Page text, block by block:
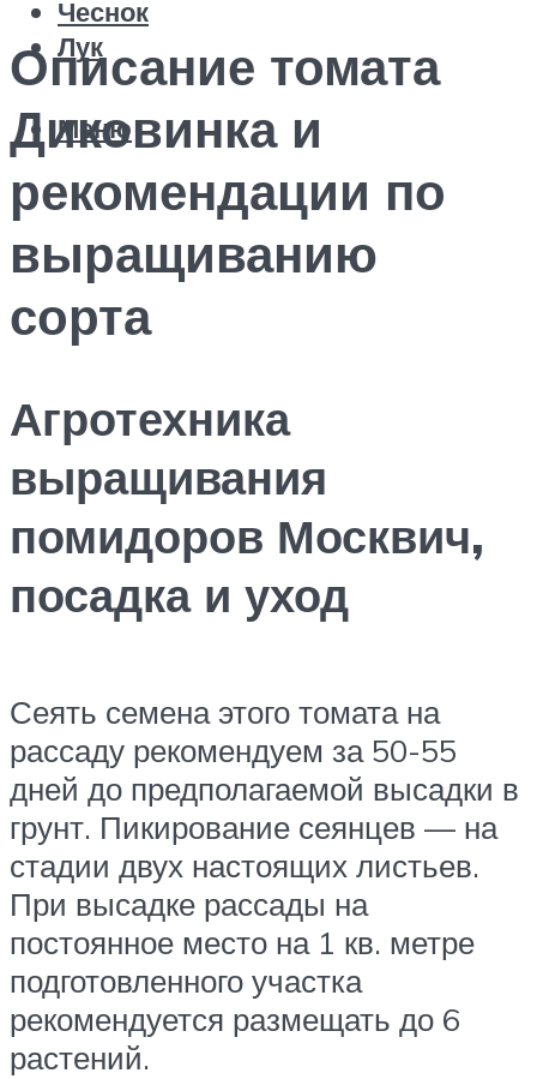
Чеснок
Лук
Меню
Описание томата
Диковинка и
рекомендации по
выращиванию
сорта
Агротехника
выращивания
помидоров Москвич,
посадка и уход
Сеять семена этого томата на
рассаду рекомендуем за 50-55
дней до предполагаемой высадки в
грунт. Пикирование сеянцев — на
стадии двух настоящих листьев.
При высадке рассады на
постоянное место на 1 кв. метре
подготовленного участка
рекомендуется размещать до 6
растений.